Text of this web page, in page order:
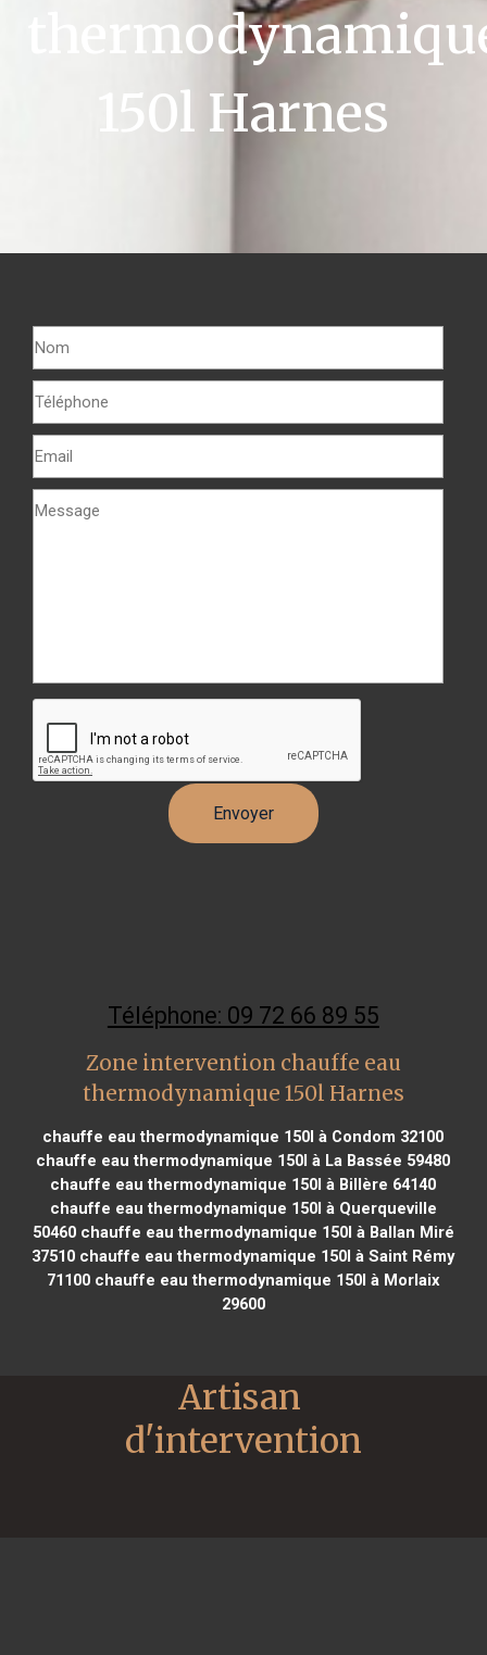
150l Harnes
Téléphone: 09 72 66 89 55
Zone intervention chauffe eau
thermodynamique 150l Harnes
chauffe eau thermodynamique 150l à Condom 32100
chauffe eau thermodynamique 150l à La Bassée 59480
chauffe eau thermodynamique 150l à Billère 64140
chauffe eau thermodynamique 150l à Querqueville
50460chauffe eau thermodynamique 150l à Ballan Miré
37510 chauffe eau thermodynamique 150l à Saint Rémy
71100 chauffe eau thermodynamique 150l à Morlaix
29600
Artisan
d'intervention